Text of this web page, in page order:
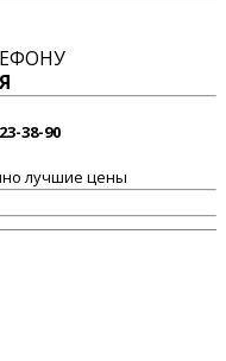
38-90
лучшие цены